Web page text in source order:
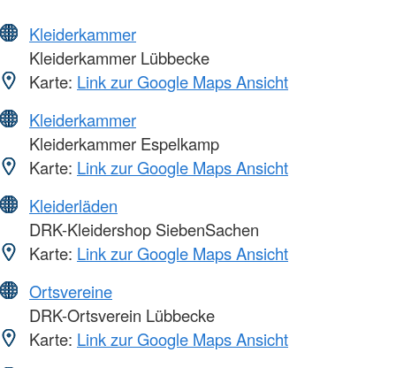
Kleiderkammer
Kleiderkammer Lübbecke
Karte: Link zur Google Maps Ansicht
Kleiderkammer
Kleiderkammer Espelkamp
Karte: Link zur Google Maps Ansicht
Kleiderläden
DRK-Kleidershop SiebenSachen
Karte: Link zur Google Maps Ansicht
Ortsvereine
DRK-Ortsverein Lübbecke
Karte: Link zur Google Maps Ansicht